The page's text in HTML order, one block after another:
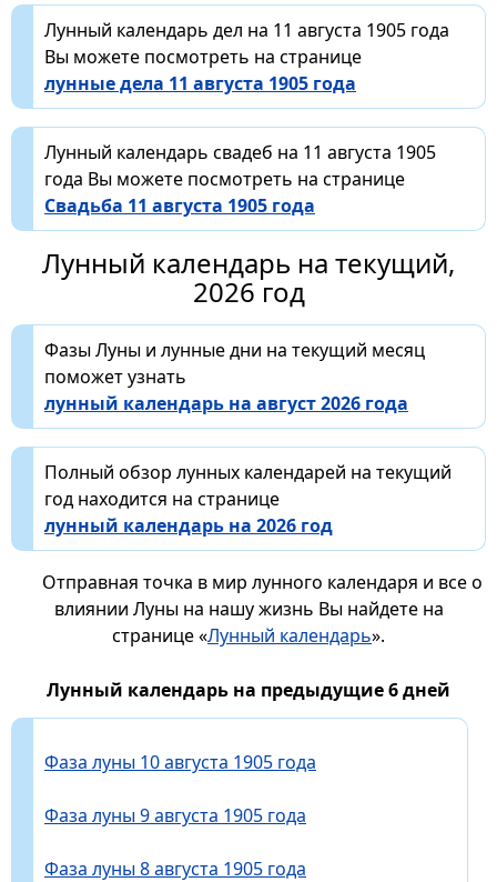
Лунный календарь дел на 11 августа 1905 года
Вы можете посмотреть на странице
лунные дела 11 августа 1905 года
Лунный календарь свадеб на 11 августа 1905
года Вы можете посмотреть на странице
Свадьба 11 августа 1905 года
Лунный календарь на текущий,
2026 год
Фазы Луны и лунные дни на текущий месяц
поможет узнать
лунный календарь на август 2026 года
Полный обзор лунных календарей на текущий
год находится на странице
лунный календарь на 2026 год
Отправная точка в мир лунного календаря и все о
влиянии Луны на нашу жизнь Вы найдете на
странице «Лунный календарь».
Лунный календарь на предыдущие 6 дней
Фаза луны 10 августа 1905 года
Фаза луны 9 августа 1905 года
Фаза луны 8 августа 1905 года